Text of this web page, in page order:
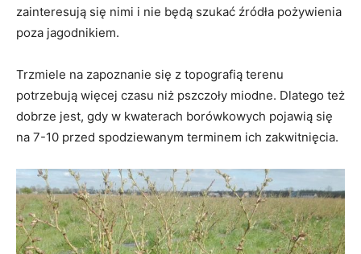
zainteresują się nimi i nie będą szukać źródła pożywienia
poza jagodnikiem.
Trzmiele na zapoznanie się z topografią terenu
potrzebują więcej czasu niż pszczoły miodne. Dlatego też
dobrze jest, gdy w kwaterach borówkowych pojawią się
na 7-10 przed spodziewanym terminem ich zakwitnięcia.